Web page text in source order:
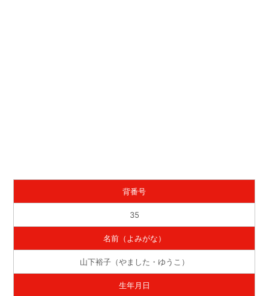
背番号
35
名前（よみがな）
山下裕子（やました・ゆうこ）
生年月日